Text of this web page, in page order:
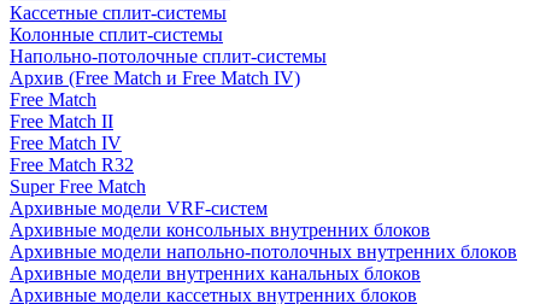
Кассетные сплит-системы
Колонные сплит-системы
Напольно-потолочные сплит-системы
Архив (Free Match и Free Match IV)
Free Match
Free Match II
Free Match IV
Free Match R32
Super Free Match
Архивные модели VRF-систем
Архивные модели консольных внутренних блоков
Архивные модели напольно-потолочных внутренних блоков
Архивные модели внутренних канальных блоков
Архивные модели кассетных внутренних блоков